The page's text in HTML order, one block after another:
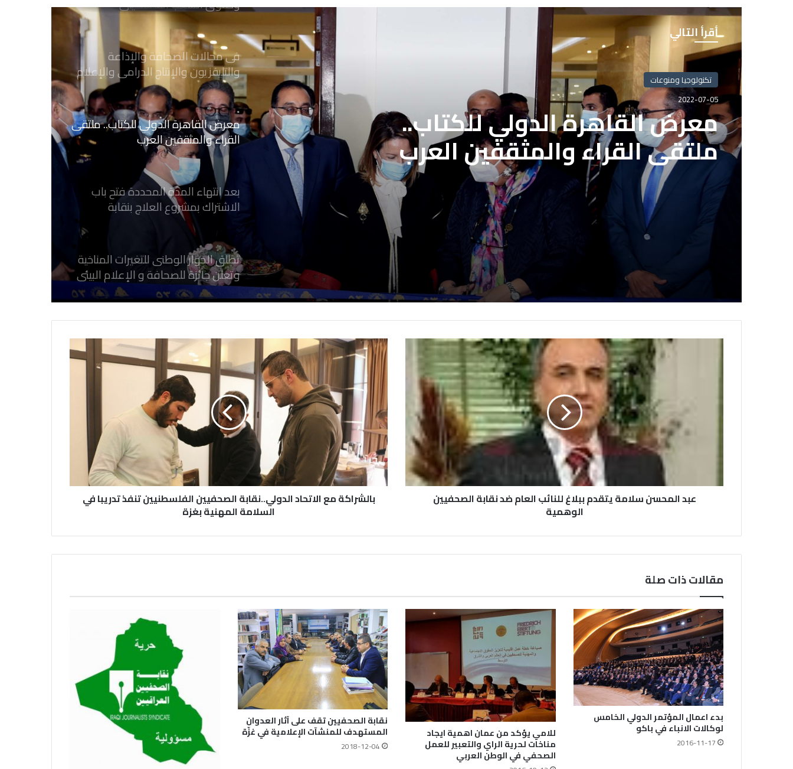
أقرأ التالي
تكنولوجيا ومنوعات
2022-07-05
معرض القاهرة الدولي للكتاب..
ملتقى القراء والمثقفين العرب
تكنولوجيا ومنوعات
2022-07-05
بعد انتهاء المدة المحددة فتح باب
الاشتراك بمشروع العلاج بنقابة
الصحفيين المصريين
فى مجالات الصحافة والإذاعة
والتليفزيون والإنتاج الدرامى والإعلام
الرقمي
معرض القاهرة الدولي للكتاب.. ملتقى
القراء والمثقفين العرب
بعد انتهاء المدة المحددة فتح باب
الاشتراك بمشروع العلاج بنقابة
الصحفيين المصريين
تطلق الحوار الوطنى للتغيرات المناخية
وتعلن جائزة للصحافة و الإعلام ‎البيئي
عن التغيرات المناخية
كلية الإعلام بجامعة المستقبل في بابل
في احتفالية عيد الصحافة النجفية
بمناسبة مرور ١١٢ عاما على صدور أول
صحيفة (العلم)
في عيد الصحافة العراقية تحية لكل
الصحفيين ولأرواح شهداء الصحافة
رئيس العراق ومجلس الوزراء والنواب
والشخصيات العامة يهنؤن الصحفيين
الفوري عن الزميل الصحفي اسحق
احمد فضل الله
يدعو الى دعم القضية الفلسطينية
وحقوق الشعب الفلسطيني
فى مجالات الصحافة والإذاعة
والتليفزيون والإنتاج الدرامى والإعلام
الرقمي
عبد المحسن سلامة يتقدم ببلاغ للنائب العام ضد نقابة الصحفيين
الوهمية
بالشراكة مع الاتحاد الدولي..نقابة الصحفيين الفلسطنيين تنفذ تدريبا في
السلامة المهنية بغزة
مقالات ذات صلة
بدء اعمال المؤتمر الدولي الخامس
لوكالات الانباء في باكو
2016-11-17
للامي يؤكد من عمان اهمية ايجاد
مناخات لحرية الراي والتعبير للعمل
الصحفي في الوطن العربي
نقابة الصحفيين تقف على آثار العدوان
المستهدف للمنشآت الإعلامية في غزّة
2018-12-04